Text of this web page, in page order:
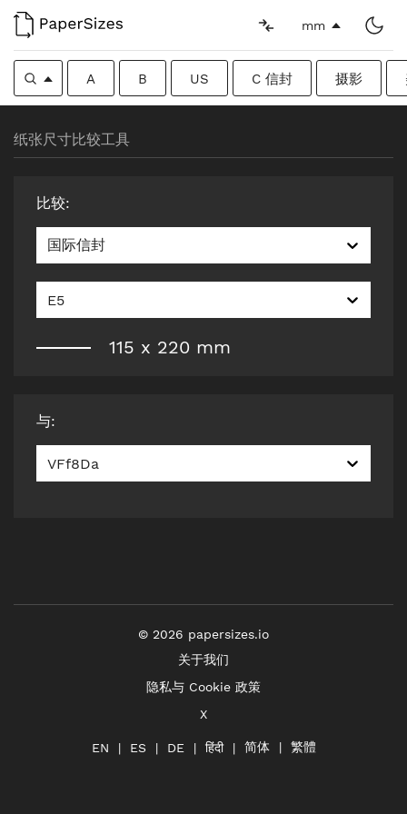
mm
A B US C 信封 摄影
纸张尺寸比较工具
比较:
国际信封
E5
115 x 220 mm
与:
VFf8Da
© 2026 papersizes.io
关于我们
隐私与 Cookie 政策
X
EN ES DE हिंदी 简体 繁體